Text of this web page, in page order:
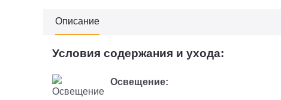
Описание
Условия содержания и ухода:
Освещение: